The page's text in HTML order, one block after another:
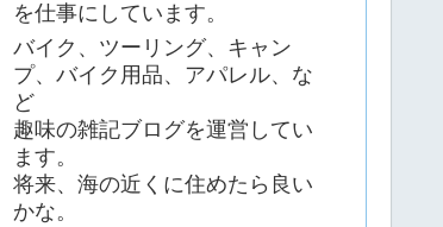
を仕事にしています。
バイク、ツーリング、キャン
プ、バイク用品、アパレル、な
ど
趣味の雑記ブログを運営してい
ます。
将来、海の近くに住めたら良い
かな。